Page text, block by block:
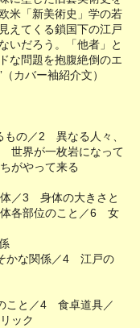
米「新美術史」学の若
えてくる鎖国下の江戸
いだろう。「他者」と
な問題を抱腹絶倒のエ
カバー袖紹介文）
の／2 異なる人々、
世界が一枚岩になって
がやって来る
／3 身体の大きさと
各部位のこと／6 女
な関係／4 江戸の
と／4 食卓道具／
ック